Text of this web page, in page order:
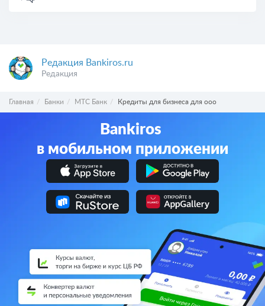
Редакция Bankiros.ru
Редакция
Главная Банки МТС Банк Кредиты для бизнеса для ооо
Bankiros
в мобильном приложении